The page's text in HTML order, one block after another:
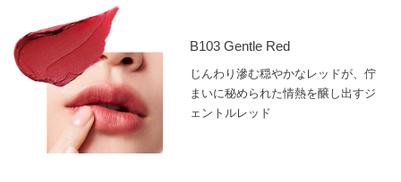
B103 Gentle Red
じんわり滲む穏やかなレッドが、佇
まいに秘められた情熱を醸し出すジ
ェントルレッド